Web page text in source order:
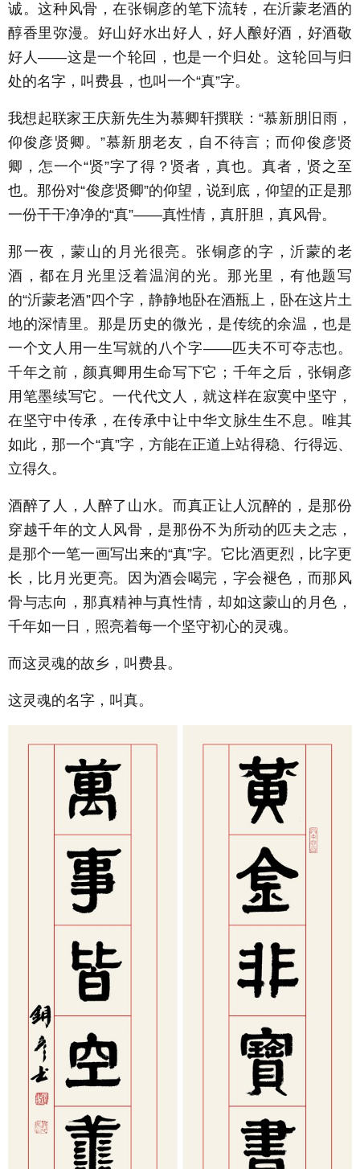
诚。这种风骨，在张铜彦的笔下流转，在沂蒙老酒的
醇香里弥漫。好山好水出好人，好人酿好酒，好酒敬
好人——这是一个轮回，也是一个归处。这轮回与归
处的名字，叫费县，也叫一个“真”字。
我想起联家王庆新先生为慕卿轩撰联：“慕新朋旧雨，
仰俊彦贤卿。”慕新朋老友，自不待言；而仰俊彦贤
卿，怎一个“贤”字了得？贤者，真也。真者，贤之至
也。那份对“俊彦贤卿”的仰望，说到底，仰望的正是那
一份干干净净的“真”——真性情，真肝胆，真风骨。
那一夜，蒙山的月光很亮。张铜彦的字，沂蒙的老
酒，都在月光里泛着温润的光。那光里，有他题写
的“沂蒙老酒”四个字，静静地卧在酒瓶上，卧在这片土
地的深情里。那是历史的微光，是传统的余温，也是
一个文人用一生写就的八个字——匹夫不可夺志也。
千年之前，颜真卿用生命写下它；千年之后，张铜彦
用笔墨续写它。一代代文人，就这样在寂寞中坚守，
在坚守中传承，在传承中让中华文脉生生不息。唯其
如此，那一个“真”字，方能在正道上站得稳、行得远、
立得久。
酒醉了人，人醉了山水。而真正让人沉醉的，是那份
穿越千年的文人风骨，是那份不为所动的匹夫之志，
是那个一笔一画写出来的“真”字。它比酒更烈，比字更
长，比月光更亮。因为酒会喝完，字会褪色，而那风
骨与志向，那真精神与真性情，却如这蒙山的月色，
千年如一日，照亮着每一个坚守初心的灵魂。
而这灵魂的故乡，叫费县。
这灵魂的名字，叫真。